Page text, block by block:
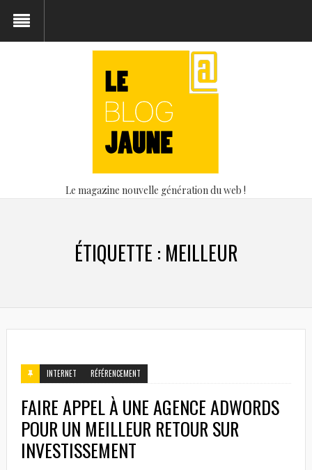
Le magazine nouvelle génération du web !
ÉTIQUETTE : MEILLEUR
INTERNET RÉFÉRENCEMENT
FAIRE APPEL À UNE AGENCE ADWORDS
POUR UN MEILLEUR RETOUR SUR
INVESTISSEMENT